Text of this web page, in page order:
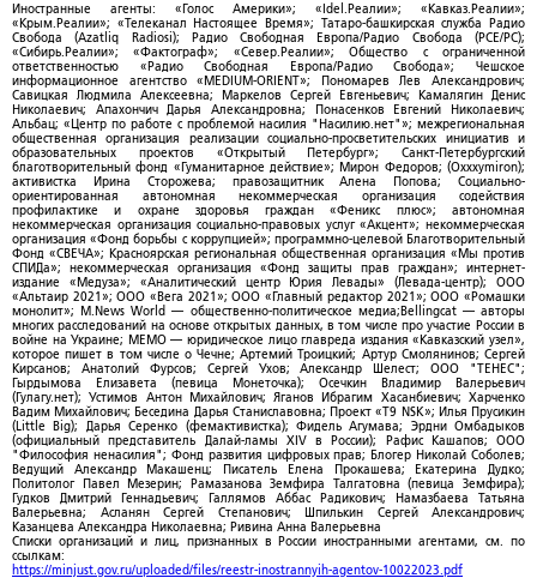
Иностранные агенты: «Голос Америки»; «Idel.Реалии»; «Кавказ.Реалии»;
«Крым.Реалии»; «Телеканал Настоящее Время»; Татаро-башкирская служба Радио
Свобода (Azatliq Radiosi); Радио Свободная Европа/Радио Свобода (PCE/PC);
«Сибирь.Реалии»; «Фактограф»; «Север.Реалии»; Общество с ограниченной
ответственностью «Радио Свободная Европа/Радио Свобода»; Чешское
информационное агентство «MEDIUM-ORIENT»; Пономарев Лев Александрович;
Савицкая Людмила Алексеевна; Маркелов Сергей Евгеньевич; Камалягин Денис
Николаевич; Апахончич Дарья Александровна; Понасенков Евгений Николаевич;
Альбац; «Центр по работе с проблемой насилия "Насилию.нет"»; межрегиональная
общественная организация реализации социально-просветительских инициатив и
образовательных проектов «Открытый Петербург»; Санкт-Петербургский
благотворительный фонд «Гуманитарное действие»; Мирон Федоров; (Oxxxymiron);
активистка Ирина Сторожева; правозащитник Алена Попова; Социально-
ориентированная автономная некоммерческая организация содействия
профилактике и охране здоровья граждан «Феникс плюс»; автономная
некоммерческая организация социально-правовых услуг «Акцент»; некоммерческая
организация «Фонд борьбы с коррупцией»; программно-целевой Благотворительный
Фонд «СВЕЧА»; Красноярская региональная общественная организация «Мы против
СПИДа»; некоммерческая организация «Фонд защиты прав граждан»; интернет-
издание «Медуза»; «Аналитический центр Юрия Левады» (Левада-центр); ООО
«Альтаир 2021»; ООО «Вега 2021»; ООО «Главный редактор 2021»; ООО «Ромашки
монолит»; M.News World — общественно-политическое медиа;Bellingcat — авторы
многих расследований на основе открытых данных, в том числе про участие России в
войне на Украине; МЕМО — юридическое лицо главреда издания «Кавказский узел»,
которое пишет в том числе о Чечне; Артемий Троицкий; Артур Смолянинов; Сергей
Кирсанов; Анатолий Фурсов; Сергей Ухов; Александр Шелест; ООО "ТЕНЕС";
Гырдымова Елизавета (певица Монеточка); Осечкин Владимир Валерьевич
(Гулагу.нет); Устимов Антон Михайлович; Яганов Ибрагим Хасанбиевич; Харченко
Вадим Михайлович; Беседина Дарья Станиславовна; Проект «T9 NSK»; Илья Прусикин
(Little Big); Дарья Серенко (фемактивистка); Фидель Агумава; Эрдни Омбадыков
(официальный представитель Далай-ламы XIV в России); Рафис Кашапов; ООО
"Философия ненасилия"; Фонд развития цифровых прав; Блогер Николай Соболев;
Ведущий Александр Макашенц; Писатель Елена Прокашева; Екатерина Дудко;
Политолог Павел Мезерин; Рамазанова Земфира Талгатовна (певица Земфира);
Гудков Дмитрий Геннадьевич; Галлямов Аббас Радикович; Намазбаева Татьяна
Валерьевна; Асланян Сергей Степанович; Шпилькин Сергей Александрович;
Казанцева Александра Николаевна; Ривина Анна Валерьевна
Списки организаций и лиц, признанных в России иностранными агентами, см. по
ссылкам:
https://minjust.gov.ru/uploaded/files/reestr-inostrannyih-agentov-10022023.pdf